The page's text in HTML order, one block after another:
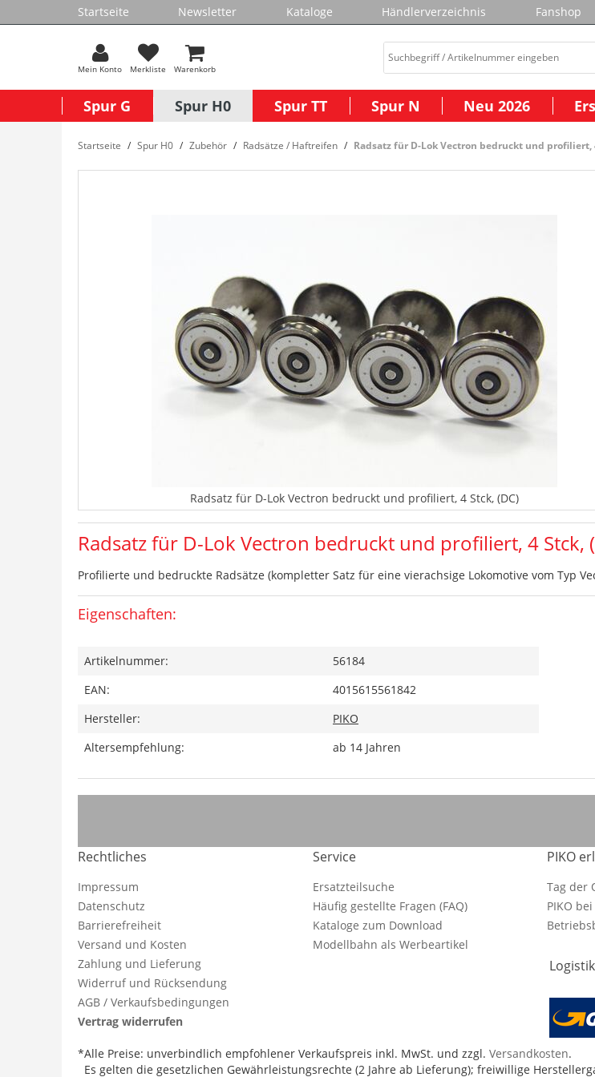
Startseite Newsletter Kataloge Händlerverzeichnis Fanshop
Mein Konto Merkliste Warenkorb
Spur G Spur H0 Spur TT Spur N Neu 2026
Startseite Spur H0 Zubehör Radsätze / Haftreifen Radsatz für D-Lok Vectron bedruckt und profiliert,
Radsatz für D-Lok Vectron bedruckt und profiliert, 4 Stck, (DC)
Radsatz für D-Lok Vectron bedruckt und profiliert, 4 Stck,
Profilierte und bedruckte Radsätze (kompletter Satz für eine vierachsige Lokomotive vom Typ
Eigenschaften:
Artikelnummer:
56184
EAN:
4015615561842
Hersteller:
PIKO
Altersempfehlung:
ab 14 Jahren
Rechtliches
Impressum
Datenschutz
Barrierefreiheit
Versand und Kosten
Zahlung und Lieferung
Widerruf und Rücksendung
AGB / Verkaufsbedingungen
Vertrag widerrufen
Service
Ersatzteilsuche
Häufig gestellte Fragen (FAQ)
Kataloge zum Download
Modellbahn als Werbeartikel
PIKO
Tag der
PIKO
*Alle Preise: unverbindlich empfohlener Verkaufspreis inkl. MwSt. und zzgl. Versandkosten.
Es gelten die gesetzlichen Gewährleistungsrechte (2 Jahre ab Lieferung); freiwillige